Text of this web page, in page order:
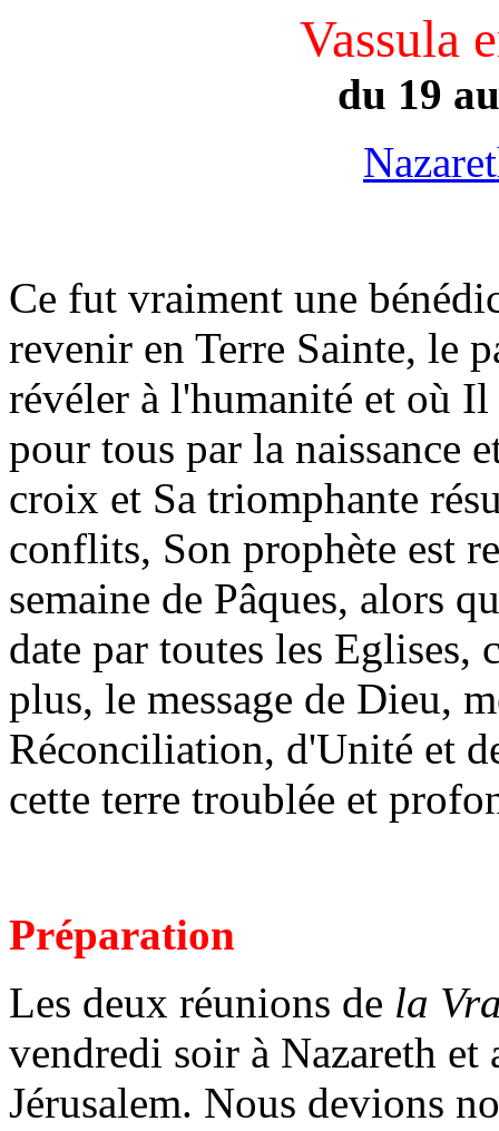
Vassula
du 19
Ce fut vraiment une
revenir en Terre Sainte, le
révéler à l'humanité et où
pour tous par la naissance
croix et Sa triomphante
conflits, Son prophète est
semaine de Pâques, alors
date par toutes les Eglises,
plus, le message de Dieu,
Réconciliation, d'Unité et
cette terre troublée et
Préparation
Les deux réunions de la
vendredi soir à Nazareth et
Jérusalem. Nous devions